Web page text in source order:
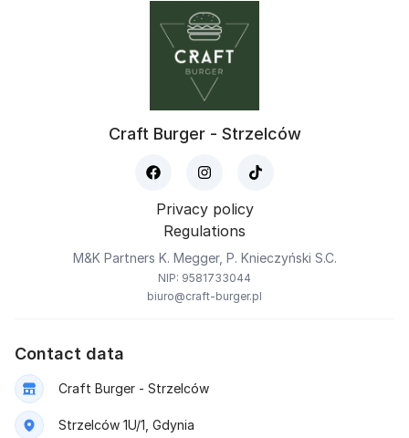
Craft Burger - Strzelców
Privacy policy
Regulations
M&K Partners K. Megger, P. Knieczyński S.C.
NIP: 9581733044
biuro@craft-burger.pl
Contact data
Craft Burger - Strzelców
Strzelców 1U/1, Gdynia